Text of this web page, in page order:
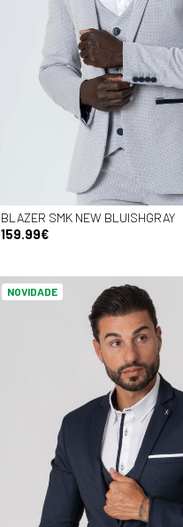
BLAZER SMK NEW BLUISHGRAY
159.99€
NOVIDADE